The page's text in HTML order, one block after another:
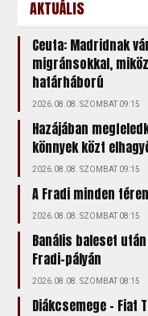
AKTUÁLIS
Ceuta: Madridnak
migránsokkal,
határháború
2026.08.08. SZOMBAT 09:15
Hazájában
könnyek közt
2026.08.08. SZOMBAT 09:15
A Fradi minden
2026.08.08. SZOMBAT 08:15
Banális baleset
Fradi-pályán
2026.08.08. SZOMBAT 08:15
Diákcsemege –